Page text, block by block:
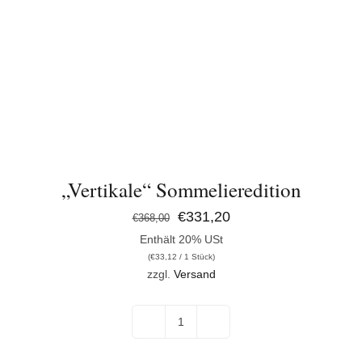
„Vertikale“ Sommelieredition
€368,00
Ursprünglicher
Preis
war:
€331,20Aktueller
Enthält 20% USt
(€33,12 / 1 Stück)
zzgl. Versand